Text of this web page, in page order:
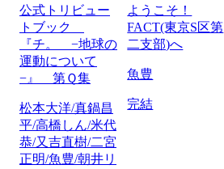
公式トリビュー
トブック
『チ。 −地球の
運動について
−』 第Ｑ集
松本大洋/真鍋昌
平/高橋しん/米代
恭/又吉直樹/二宮
正明/魚豊/朝井リ
ようこそ！
FACT(東京S区第
二支部)へ
魚豊
完結